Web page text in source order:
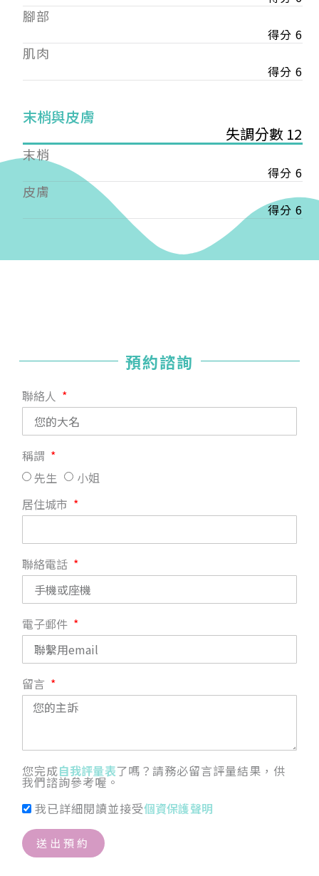
腳部
得分 6
肌肉
得分 6
末梢與皮膚
失調分數 12
末梢
得分 6
皮膚
得分 6
預約諮詢
聯絡人
稱謂
先生
小姐
居住城市
聯絡電話
電子郵件
留言
您完成自我評量表了嗎？請務必留言評量結果，供
我們諮詢參考喔。
我已詳細閱讀並接受個資保護聲明
送出預約
——
【會費】
個人會員:
入會費新臺幣1200元，於會員入會時繳納；常年會
入會費新臺幣3000元，於會員入會時繳納；常年會
戶名: 社團法人台灣自律神經健康培訓暨發展協會
帳號: 003-03-501566-2
銀行: (013) 國泰世華 南京東路分行